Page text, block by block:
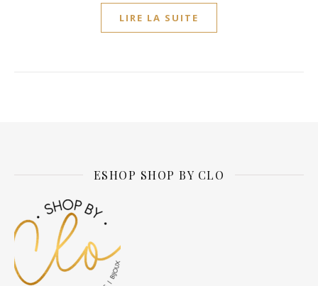
LIRE LA SUITE
ESHOP SHOP BY CLO